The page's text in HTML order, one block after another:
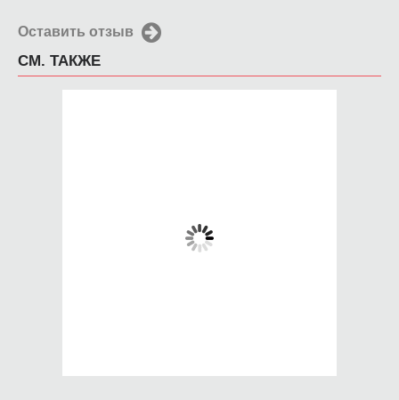
Оставить отзыв
СМ. ТАКЖЕ